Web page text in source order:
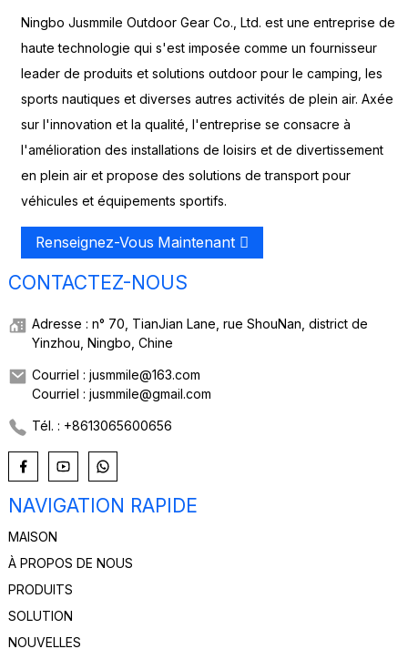
Ningbo Jusmmile Outdoor Gear Co., Ltd. est une entreprise de
haute technologie qui s'est imposée comme un fournisseur
leader de produits et solutions outdoor pour le camping, les
sports nautiques et diverses autres activités de plein air. Axée
sur l'innovation et la qualité, l'entreprise se consacre à
l'amélioration des installations de loisirs et de divertissement
en plein air et propose des solutions de transport pour
véhicules et équipements sportifs.
Renseignez-Vous Maintenant
CONTACTEZ-NOUS
Adresse : n° 70, TianJian Lane, rue ShouNan, district de
Yinzhou, Ningbo, Chine
Courriel : jusmmile@163.com
Courriel : jusmmile@gmail.com
Tél. : +8613065600656
NAVIGATION RAPIDE
MAISON
À PROPOS DE NOUS
PRODUITS
SOLUTION
NOUVELLES